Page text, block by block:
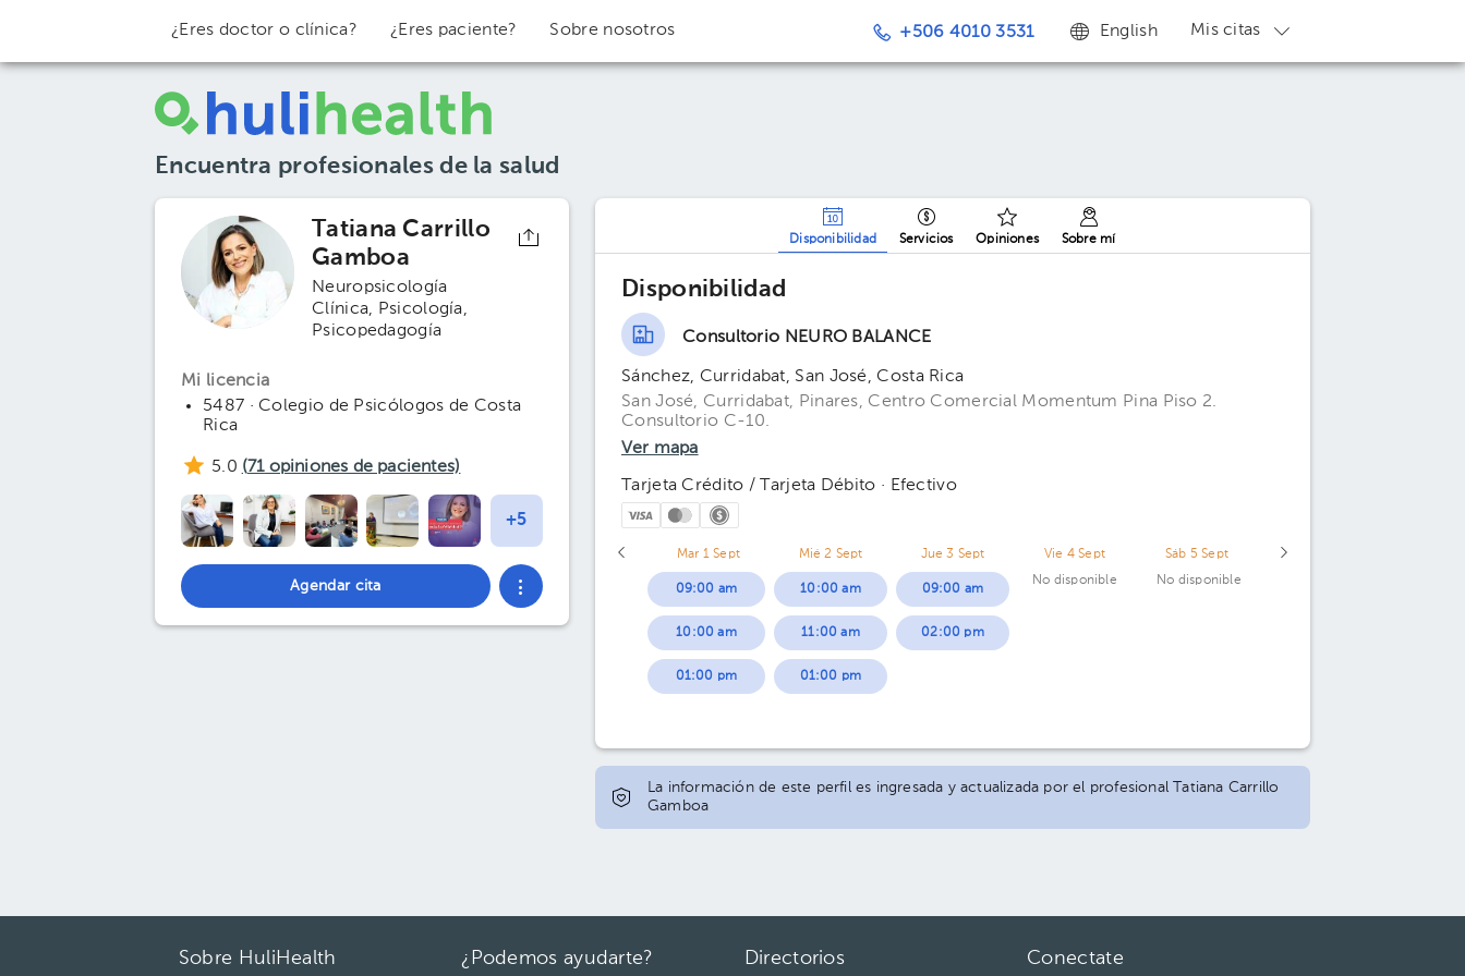
¿Eres doctor o clínica? ¿Eres paciente? Sobre nosotros +506 4010 3531 English Mis citas
Encuentra profesionales de la salud
Tatiana Carrillo
Gamboa
Neuropsicología
Clínica
Psicología
Psicopedagogía
Mi licencia
5487 · Colegio de Psicólogos de Costa
Rica
5.0 (71opiniones de pacientes)
Agendar cita
Disponibilidad Servicios Opiniones Sobre mí
Disponibilidad
Consultorio NEURO BALANCE
Sánchez, Curridabat, San José, Costa Rica
San José, Curridabat, Pinares, Centro Comercial Momentum Pina Piso 2.
Consultorio C-10.
Ver mapa
Tarjeta Crédito / Tarjeta Débito · Efectivo
Mar 1 Sept
09:00 am
10:00 am
01:00 pm
Mié 2 Sept
10:00 am
11:00 am
01:00 pm
Jue 3 Sept
09:00 am
02:00 pm
Vie 4 Sept
No disponible
Sáb 5 Sept
No disponible
La información de este perfil es ingresada y actualizada por el profesional Tatiana Carrillo
Gamboa
Sobre HuliHealth ¿Podemos ayudarte? Directorios Conectate